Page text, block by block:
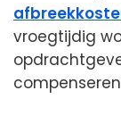
vroegtijdig